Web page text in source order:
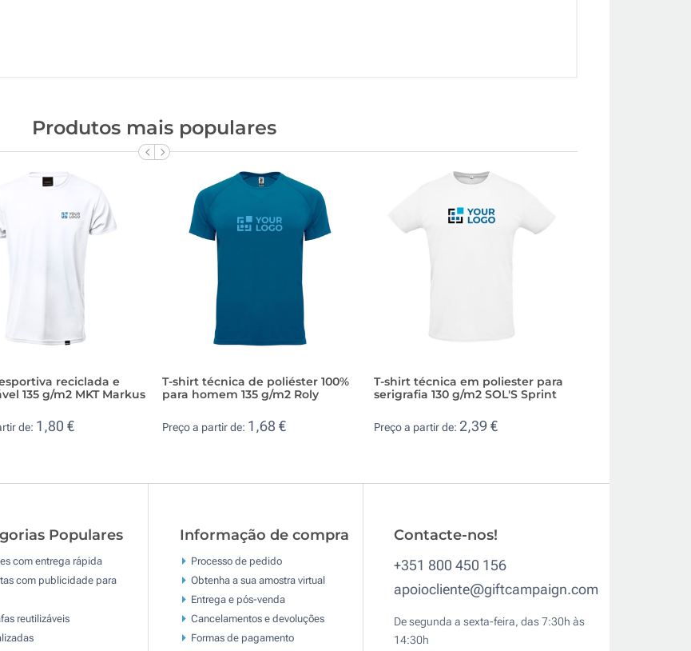
Produtos mais populares
reciclada e
135 g/m2 MKT Markus
de: 1,80 €
T-shirt técnica de poliéster 100%
para homem 135 g/m2 Roly
Preço a partir de: 1,68 €
T-shirt técnica em poliester para
serigrafia 130 g/m2 SOL'S Sprint
Preço a partir de: 2,39 €
Populares
com entrega rápida
com publicidade para
reutilizáveis
Informação de compra
Processo de pedido
Obtenha a sua amostra virtual
Entrega e pós-venda
Cancelamentos e devoluções
Formas de pagamento
Contacte-nos!
+351 800 450 156
apoiocliente@giftcampaign.com
De segunda a sexta-feira, das 7:30h às
14:30h